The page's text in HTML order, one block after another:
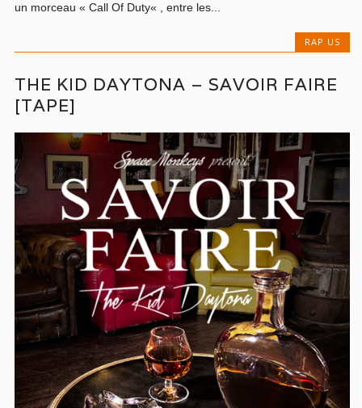
un morceau « Call Of Duty« , entre les...
RAP US
THE KID DAYTONA – SAVOIR FAIRE
[TAPE]